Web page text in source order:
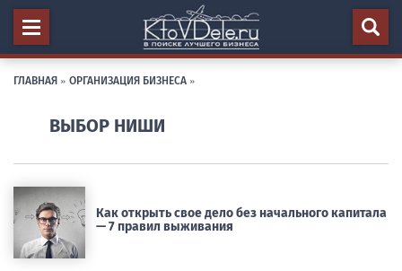
ГЛАВНАЯ » ОРГАНИЗАЦИЯ БИЗНЕСА »
ВЫБОР НИШИ
Как открыть свое дело без начального капитала
— 7 правил выживания